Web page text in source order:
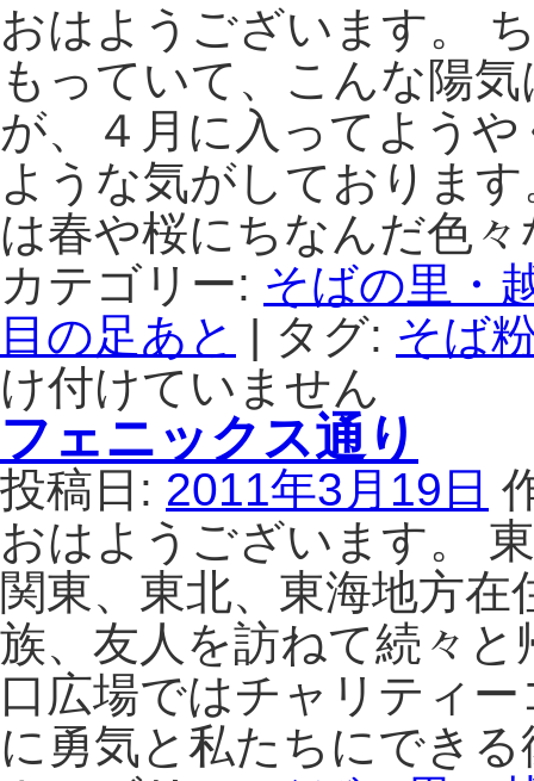
おはようございます。
もっていて、こんな陽
が、４月に入ってよう
ような気がしておりま
は春や桜にちなんだ色
カテゴリー: そばの里・
目の足あと | タグ: そば
け付けていません
フェニックス通り
投稿日: 2011年3月19日
おはようございます。
関東、東北、東海地方
族、友人を訪ねて続々
口広場ではチャリティ
に勇気と私たちにでき